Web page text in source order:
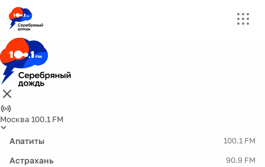
Москва 100.1 FM
Апатиты 100.1 FM
Астрахань 90.9 FM